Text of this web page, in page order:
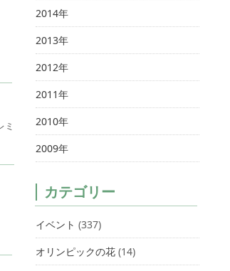
ミ
2014年
2013年
2012年
2011年
2010年
2009年
カテゴリー
イベント (337)
オリンピックの花 (14)